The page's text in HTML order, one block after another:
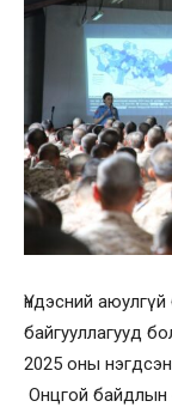
Үндэсний
байгууллагууд
2025 оны
Онцгой байдлын